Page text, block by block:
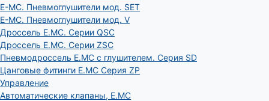
E-MC. Пневмоглушители мод. SET
E-MC. Пневмоглушители мод. V
Дроссель E.MC. Серии QSC
Дроссель E.MC. Серии ZSC
Пневмодроссель E.MC с глушителем. Серия SD
Цанговые фитинги E.MC Серия ZP
Управление
Автоматические клапаны, Е.МС